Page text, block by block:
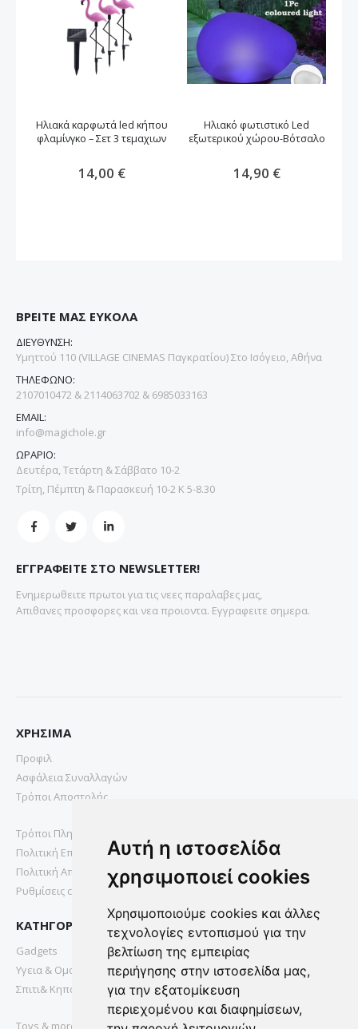
Αυτή η ιστοσελίδα
χρησιμοποιεί cookies
Χρησιμοποιούμε cookies και άλλες
τεχνολογίες εντοπισμού για την
βελτίωση της εμπειρίας
περιήγησης στην ιστοσελίδα μας,
για την εξατομίκευση
περιεχομένου και διαφημίσεων,
Ηλιακά καρφωτά led κήπου
φλαμίνγκο – Σετ 3 τεμαχιων
14,00 €
Ηλιακό φωτιστικό Led
εξωτερικού χώρου-Βότσαλο
14,90 €
ΒΡΕΙΤΕ ΜΑΣ ΕΥΚΟΛΑ
ΔΙΕΥΘΥΝΣΗ:
Υμηττού 110 (VILLAGE CINEMAS Παγκρατίου) Στο Ισόγειο, Αθήνα
ΤΗΛΕΦΩΝΟ:
2107010472 & 2114063702 & 6985033163
EMAIL:
info@magichole.gr
ΩΡΑΡΙΟ:
Δευτέρα, Τετάρτη & Σάββατο 10-2
Τρίτη, Πέμπτη & Παρασκευή 10-2 Κ 5-8.30
ΕΓΓΡΑΦΕΙΤΕ ΣΤΟ NEWSLETTER!
Ενημερωθειτε πρωτοι για τις νεες παραλαβες μας,
Απιθανες προσφορες και νεα προιοντα. Εγγραφειτε σημερα.
ΧΡΗΣΙΜΑ
Προφιλ
Ασφάλεια Συναλλαγών
Τρόποι Αποστολής
Τρόποι Πληρωμής
Πολιτική Επιστροφών
Πολιτική Απορρήτου
Ρυθμίσεις cookies
ΚΑΤΗΓΟΡΙΕΣ
Gadgets
Υγεια & Ομορφια
Σπιτι& Κηπος